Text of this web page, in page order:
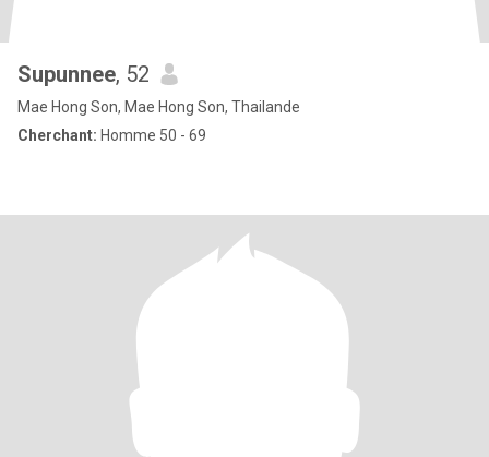
Supunnee, 52
Mae Hong Son, Mae Hong Son, Thailande
Cherchant: Homme 50 - 69